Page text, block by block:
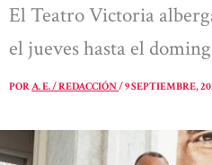
El Teatro Victoria
el jueves hasta el
PORA. E. / REDACCIÓN/9 SEPTIEMBRE,